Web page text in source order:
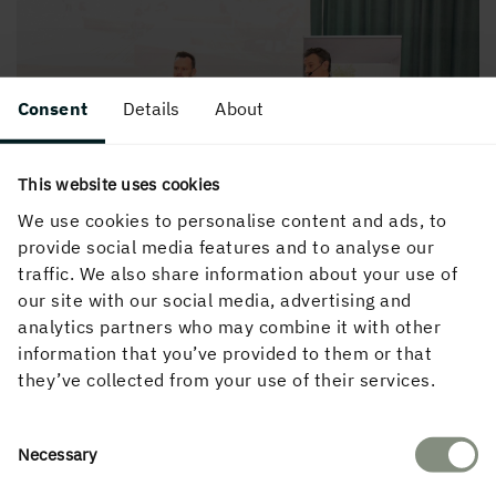
Consent Details About
This website uses cookies
We use cookies to personalise content and ads, to
provide social media features and to analyse our
traffic. We also share information about your use of
our site with our social media, advertising and
analytics partners who may combine it with other
information that you’ve provided to them or that
they’ve collected from your use of their services.
Consent
Necessary
Förutom Joakim Gustafsson (till vänster i bild) och
Marcus Bolander (till höger i bild) deltog även Stig
Axelssom, försäljningschef, i juryarbetet.
2022: